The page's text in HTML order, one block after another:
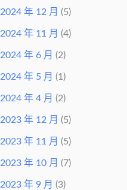
2024 年 12 月 (5)
2024 年 11 月 (4)
2024 年 6 月 (2)
2024 年 5 月 (1)
2024 年 4 月 (2)
2023 年 12 月 (5)
2023 年 11 月 (5)
2023 年 10 月 (7)
2023 年 9 月 (3)